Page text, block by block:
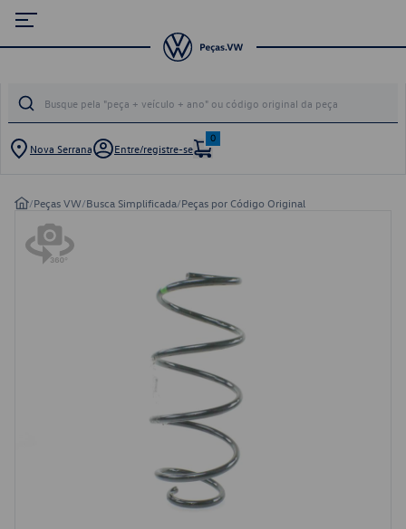
Nova Serrana Entre/registre-se
0
/Peças VW/Busca Simplificada/Peças por Código Original